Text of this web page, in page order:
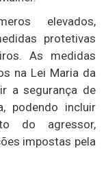
elevados,
protetivas
As medidas
na Lei Maria da
a segurança de
podendo incluir
do agressor,
impostas pela